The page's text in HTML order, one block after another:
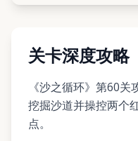
关卡深度攻略
《沙之循环》第60
挖掘沙道并操控两个
点。